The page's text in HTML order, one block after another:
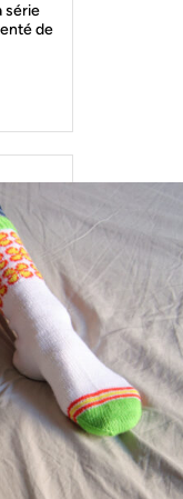
série
de